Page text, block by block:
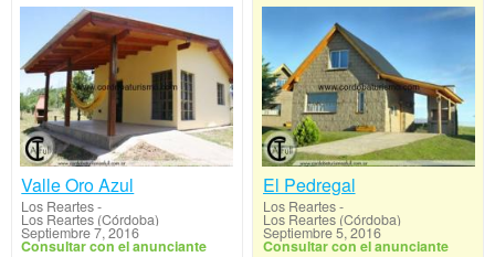
Valle Oro Azul
Los Reartes-
Los Reartes (Córdoba)
Septiembre 7, 2016
Consultar con el anunciante
El Pedregal
Los Reartes-
Los Reartes (Córdoba)
Septiembre 5, 2016
Consultar con el anunciante